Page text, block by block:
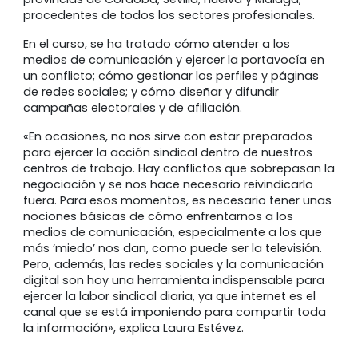
procedentes de todos los sectores profesionales.
En el curso, se ha tratado cómo atender a los
medios de comunicación y ejercer la portavocía en
un conflicto; cómo gestionar los perfiles y páginas
de redes sociales; y cómo diseñar y difundir
campañas electorales y de afiliación.
«En ocasiones, no nos sirve con estar preparados
para ejercer la acción sindical dentro de nuestros
centros de trabajo. Hay conflictos que sobrepasan la
negociación y se nos hace necesario reivindicarlo
fuera. Para esos momentos, es necesario tener unas
nociones básicas de cómo enfrentarnos a los
medios de comunicación, especialmente a los que
más ‘miedo’ nos dan, como puede ser la televisión.
Pero, además, las redes sociales y la comunicación
digital son hoy una herramienta indispensable para
ejercer la labor sindical diaria, ya que internet es el
canal que se está imponiendo para compartir toda
la información», explica Laura Estévez.